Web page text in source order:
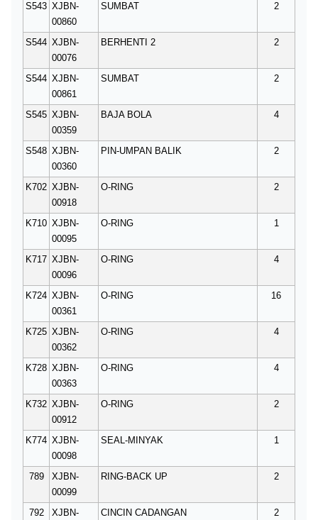
S543 XJBN-
00860
SUMBAT 2
S544 XJBN-
00076
BERHENTI 2 2
S544 XJBN-
00861
SUMBAT 2
S545 XJBN-
00359
BAJA BOLA 4
S548 XJBN-
00360
PIN-UMPAN BALIK 2
K702 XJBN-
00918
O-RING 2
K710 XJBN-
00095
O-RING 1
K717 XJBN-
00096
O-RING 4
K724 XJBN-
00361
O-RING 16
K725 XJBN-
00362
O-RING 4
K728 XJBN-
00363
O-RING 4
K732 XJBN-
00912
O-RING 2
K774 XJBN-
00098
SEAL-MINYAK 1
789
XJBN-
00099
RING-BACK UP 2
792
XJBN-
CINCIN CADANGAN 2